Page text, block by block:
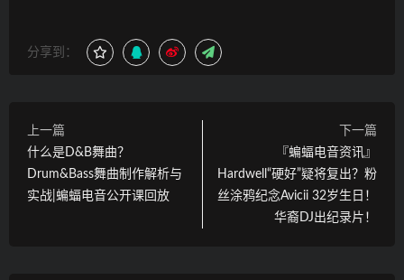
分享到：
上一篇
什么是D&B舞曲？
Drum&Bass舞曲制作解析与
实战|蝙蝠电音公开课回放
下一篇
『蝙蝠电音资讯』
Hardwell“硬好”疑将复出？粉
丝涂鸦纪念Avicii 32岁生日！
华裔DJ出纪录片！